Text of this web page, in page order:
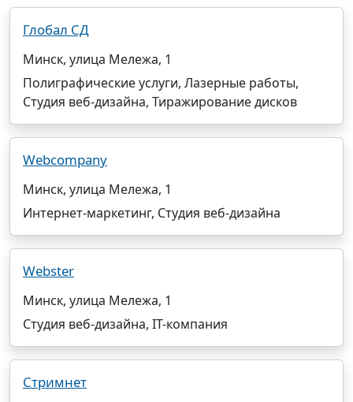
Глобал СД
Минск, улица Мележа, 1
Полиграфические услуги, Лазерные работы,
Студия веб-дизайна, Тиражирование дисков
Webcompany
Минск, улица Мележа, 1
Интернет-маркетинг, Студия веб-дизайна
Webster
Минск, улица Мележа, 1
Студия веб-дизайна, IT-компания
Стримнет